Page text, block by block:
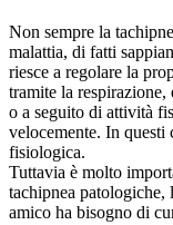
Non sempre la
malattia, di fatti
riesce a regolare la
tramite la respirazione,
o a seguito di attività
velocemente. In questi
fisiologica.
Tuttavia è molto
tachipnea
amico ha bisogno di